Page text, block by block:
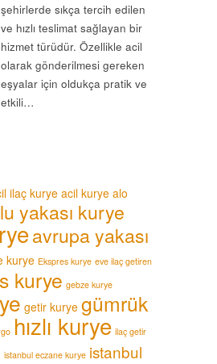
şehirlerde sıkça tercih edilen
ve hızlı teslimat sağlayan bir
hizmet türüdür. Özellikle acil
olarak gönderilmesi gereken
eşyalar için oldukça pratik ve
etkili…
ilaç kuryeacil kurye alo
yakası kurye
avrupa yakası
kurye Ekspres kurye eve ilaç getiren
kurye gebze kurye
getir kurye gümrük
hızlı kurye ilaç getir
istanbul eczane kurye istanbul